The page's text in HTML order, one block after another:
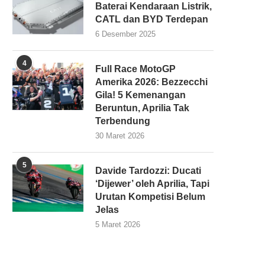
Baterai Kendaraan Listrik,
CATL dan BYD Terdepan
6 Desember 2025
4
Full Race MotoGP
Amerika 2026: Bezzecchi
Gila! 5 Kemenangan
Beruntun, Aprilia Tak
Terbendung
30 Maret 2026
5
Davide Tardozzi: Ducati
‘Dijewer’ oleh Aprilia, Tapi
Urutan Kompetisi Belum
Jelas
5 Maret 2026